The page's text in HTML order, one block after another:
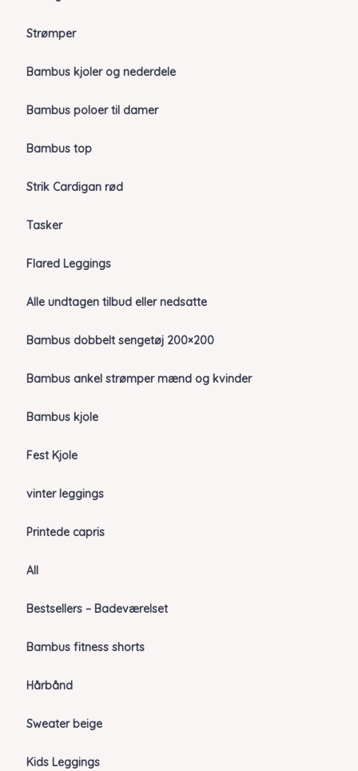
Strømper
Bambus kjoler og nederdele
Bambus poloer til damer
Bambus top
Strik Cardigan rød
Tasker
Flared Leggings
Alle undtagen tilbud eller nedsatte
Bambus dobbelt sengetøj 200×200
Bambus ankel strømper mænd og kvinder
Bambus kjole
Fest Kjole
vinter leggings
Printede capris
All
Bestsellers – Badeværelset
Bambus fitness shorts
Hårbånd
Sweater beige
Kids Leggings